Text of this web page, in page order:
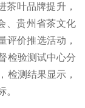
茶叶品牌提升，
、贵州省茶文化
评价推选活动，
检验测试中心分
检测结果显示，
。